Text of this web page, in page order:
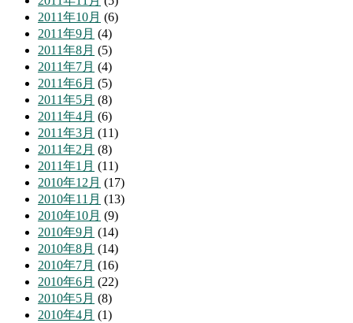
2011年10月 (6)
2011年9月 (4)
2011年8月 (5)
2011年7月 (4)
2011年6月 (5)
2011年5月 (8)
2011年4月 (6)
2011年3月 (11)
2011年2月 (8)
2011年1月 (11)
2010年12月 (17)
2010年11月 (13)
2010年10月 (9)
2010年9月 (14)
2010年8月 (14)
2010年7月 (16)
2010年6月 (22)
2010年5月 (8)
2010年4月 (1)